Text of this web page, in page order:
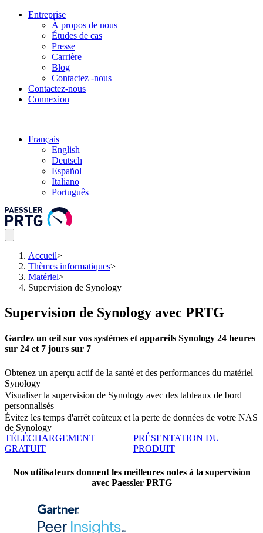
Entreprise
À propos de nous
Études de cas
Presse
Carrière
Blog
Contactez -nous
Contactez-nous
Connexion
Français
English
Deutsch
Español
Italiano
Português
Accueil>
Thèmes informatiques>
Matériel>
Supervision de Synology
Supervision de Synology avec PRTG
Gardez un œil sur vos systèmes et appareils Synology 24 heures
sur 24 et 7 jours sur 7
Obtenez un aperçu actif de la santé et des performances du matériel
Synology
Visualiser la supervision de Synology avec des tableaux de bord
personnalisés
Évitez les temps d'arrêt coûteux et la perte de données de votre NAS
de Synology
TÉLÉCHARGEMENT
GRATUIT
PRÉSENTATION DU
PRODUIT
Nos utilisateurs donnent les meilleures notes à la supervision
avec Paessler PRTG